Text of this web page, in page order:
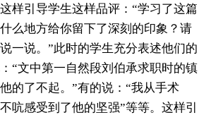
样引导学生这样品评：“学习了这篇
么地方给你留下了深刻的印象？请
一说。”此时的学生充分表述他们的
“文中第一自然段刘伯承求职时的镇
的了不起。”有的说：“我从手术
吭感受到了他的坚强”等等。这样引